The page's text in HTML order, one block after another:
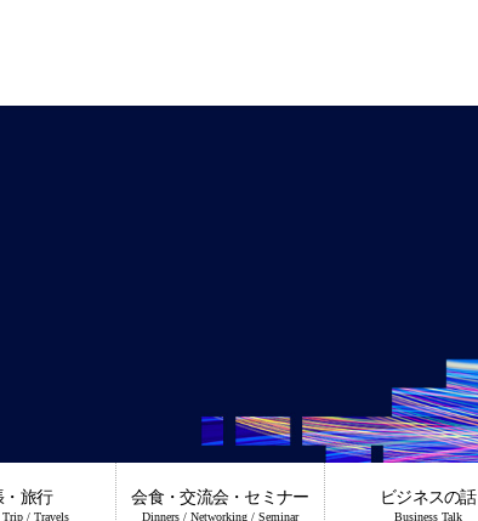
・旅行
Trip / Travels
会食・交流会・セミナー
Dinners / Networking / Seminar
ビジネスの話
Business Talk